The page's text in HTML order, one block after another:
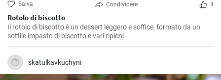
Salva Condividere 4
Rotolo di biscotto
Il rotolo di biscotto è un dessert leggero e soffice, formato da un
sottile impasto di biscotto e vari ripieni
skatulkavkuchyni